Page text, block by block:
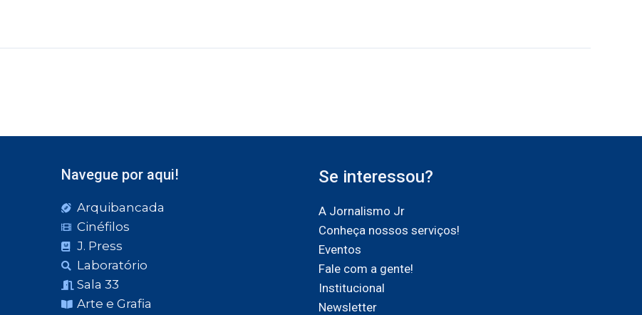
Navegue por aqui!
Arquibancada
Cinéfilos
J. Press
Laboratório
Sala 33
Arte e Grafia
Se interessou?
A Jornalismo Jr
Conheça nossos serviços!
Eventos
Fale com a gente!
Institucional
Newsletter